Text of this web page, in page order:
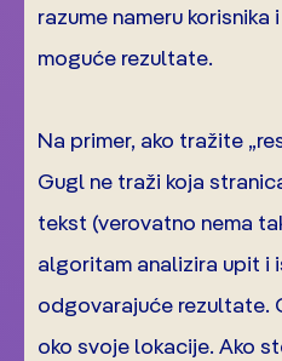
razume nameru
moguće rezultate.
Na primer, ako tražite
Gugl ne traži koja
tekst (verovatno nema
algoritam analizira upit i
odgovarajuće rezultate.
oko svoje lokacije. Ako